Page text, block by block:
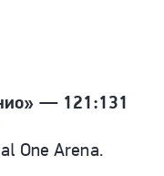
— 121:131
One Arena.